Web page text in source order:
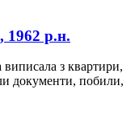
1962 р.н.
з квартири,
документи, побили,